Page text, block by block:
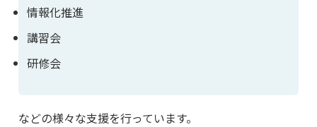
情報化推進
講習会
研修会
などの様々な支援を行っています。